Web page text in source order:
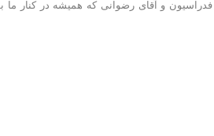
و آقای رضوانی که همیشه در کنار ما